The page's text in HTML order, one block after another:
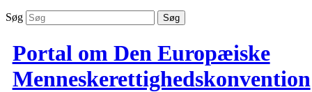
Søg
Portal om Den Europæiske
Menneskerettighedskonvention